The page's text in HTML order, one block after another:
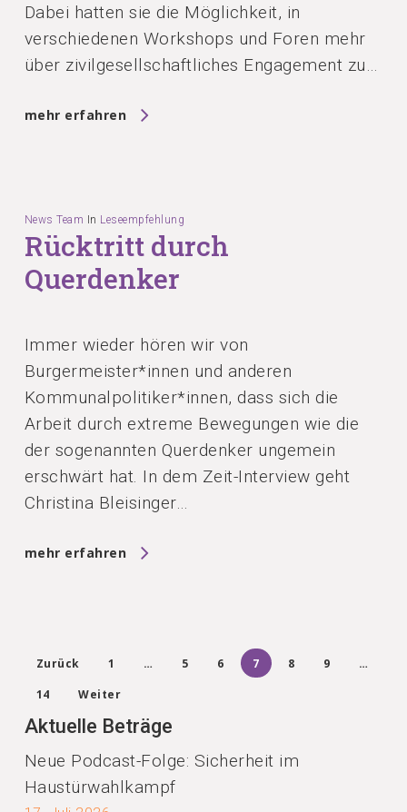
Dabei hatten sie die Möglichkeit, in
verschiedenen Workshops und Foren mehr
über zivilgesellschaftliches Engagement zu…
mehr erfahren
News Team In Leseempfehlung
Rücktritt durch
Querdenker
Immer wieder hören wir von
Burgermeister*innen und anderen
Kommunalpolitiker*innen, dass sich die
Arbeit durch extreme Bewegungen wie die
der sogenannten Querdenker ungemein
erschwärt hat. In dem Zeit-Interview geht
Christina Bleisinger…
mehr erfahren
Zurück 1 … 5 6 7 8 9
…
14
Weiter
Aktuelle Beträge
Neue Podcast-Folge: Sicherheit im
Haustürwahlkampf